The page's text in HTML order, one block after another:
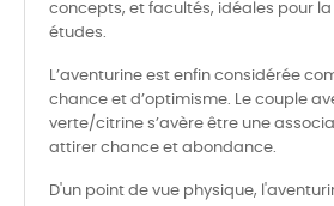
concepts, et facultés, idéales pour
études.
L’aventurine est enfin considérée
chance et d’optimisme. Le couple
verte/citrine s’avère être une
attirer chance et abondance.
D'un point de vue physique,